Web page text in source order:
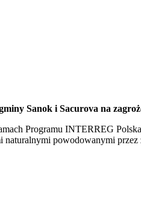
Sanok i Sacurova na
Programu INTERREG
powodowanymi